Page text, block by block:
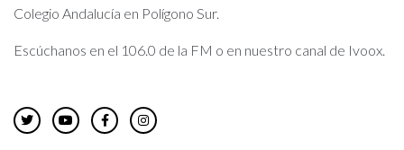
Colegio Andalucía en Polígono Sur.
Escúchanos en el 106.0 de la FM o en nuestro canal de Ivoox.